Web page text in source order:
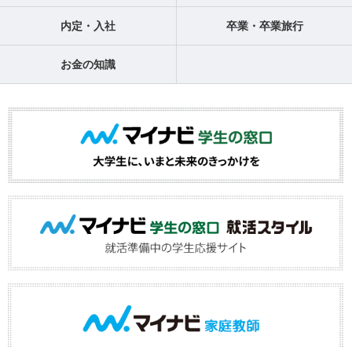
内定・入社 卒業・卒業旅行
お金の知識